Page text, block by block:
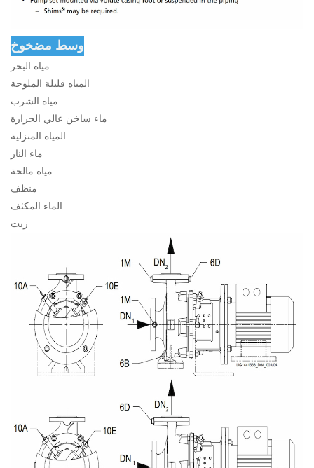
وسط مضخوخ
مياه البحر
المياه قليلة الملوحة
مياه الشرب
ماء ساخن عالي الحرارة
المياه المنزلية
ماء النار
مياه مالحة
منظف
الماء المكثف
زيت